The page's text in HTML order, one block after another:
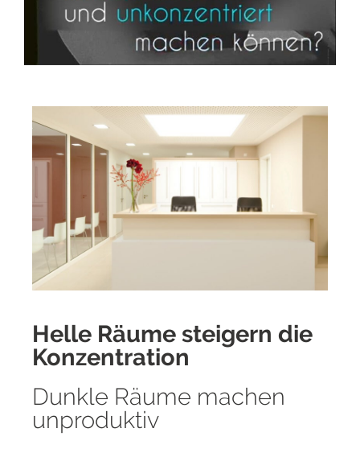
Helle Räume steigern die
Konzentration
Dunkle Räume machen
unproduktiv